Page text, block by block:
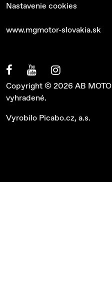
Nastavenie cookies
www.mgmotor-slovakia.sk
Copyright © 2026 AB
vyhradené.
Vyrobilo Picabo.cz, a.s.